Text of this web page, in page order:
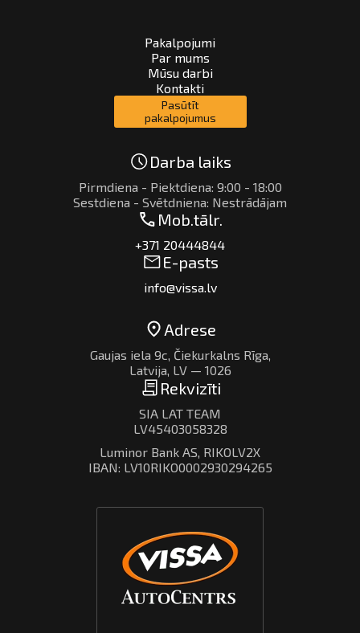
Darba laiks
Pirmdiena - Piektdiena: 9:00 - 18:00
Sestdiena - Svētdniena: Nestrādājam
Mob.tālr.
+371 20444844
E-pasts
info@vissa.lv
Adrese
Gaujas iela 9c, Čiekurkalns Rīga,
Latvija, LV — 1026
Rekvizīti
SIA LAT TEAM
LV45403058328
Luminor Bank AS, RIKOLV2X
IBAN: LV10RIKO0002930294265
Pakalpojumi
Par mums
Mūsu darbi
Kontakti
Pasūtīt
pakalpojumus